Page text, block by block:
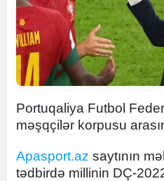
Portuqaliya Futbol
məşqçilər korpusu
Apasport.az saytının
tədbirdə millinin DÇ-